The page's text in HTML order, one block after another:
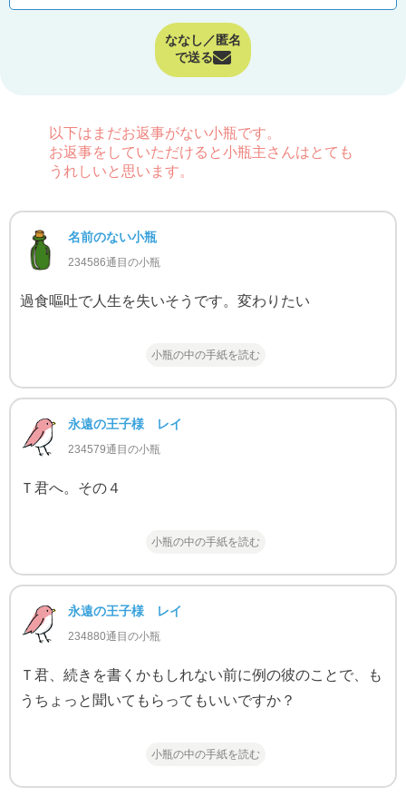
ななし／匿名
で送る
以下はまだお返事がない小瓶です。
お返事をしていただけると小瓶主さんはとても
うれしいと思います。
名前のない小瓶
234586通目の小瓶
過食嘔吐で人生を失いそうです。変わりたい
小瓶の中の手紙を読む
永遠の王子様 レイ
234579通目の小瓶
Ｔ君へ。その４
小瓶の中の手紙を読む
永遠の王子様 レイ
234880通目の小瓶
Ｔ君、続きを書くかもしれない前に例の彼のことで、も
うちょっと聞いてもらってもいいですか？
小瓶の中の手紙を読む